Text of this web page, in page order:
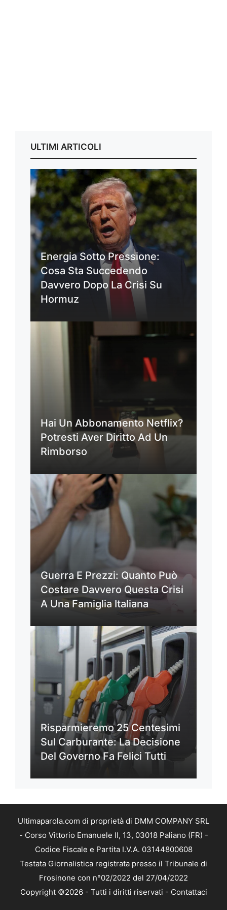
ULTIMI ARTICOLI
Energia Sotto Pressione:
Cosa Sta Succedendo
Davvero Dopo La Crisi Su
Hormuz
Hai Un Abbonamento Netflix?
Potresti Aver Diritto Ad Un
Rimborso
Guerra E Prezzi: Quanto Può
Costare Davvero Questa Crisi
A Una Famiglia Italiana
Risparmieremo 25 Centesimi
Sul Carburante: La Decisione
Del Governo Fa Felici Tutti
Ultimaparola.com di proprietà di DMM COMPANY SRL
- Corso Vittorio Emanuele II, 13, 03018 Paliano (FR) -
Codice Fiscale e Partita I.V.A. 03144800608
Testata Giornalistica registrata presso il Tribunale di
Frosinone con n°02/2022 del 27/04/2022
Copyright ©2026 - Tutti i diritti riservati - Contattaci